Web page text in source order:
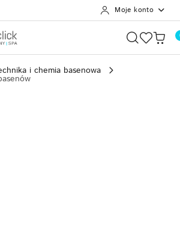
Moje konto
i chemia basenowa